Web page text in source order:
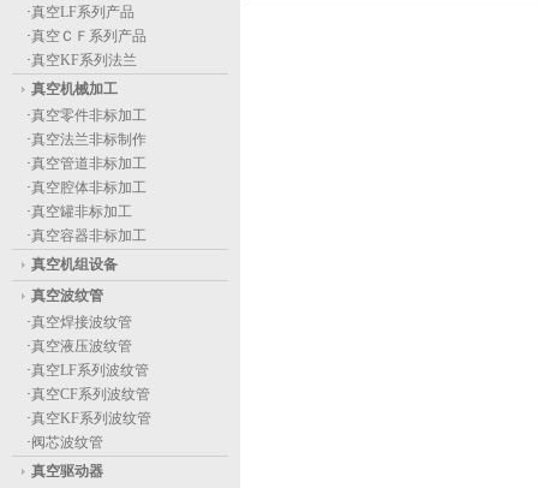
·真空LF系列产品
·真空ＣＦ系列产品
·真空KF系列法兰
真空机械加工
·真空零件非标加工
·真空法兰非标制作
·真空管道非标加工
·真空腔体非标加工
·真空罐非标加工
·真空容器非标加工
真空机组设备
真空波纹管
·真空焊接波纹管
·真空液压波纹管
·真空LF系列波纹管
·真空CF系列波纹管
·真空KF系列波纹管
·阀芯波纹管
真空驱动器